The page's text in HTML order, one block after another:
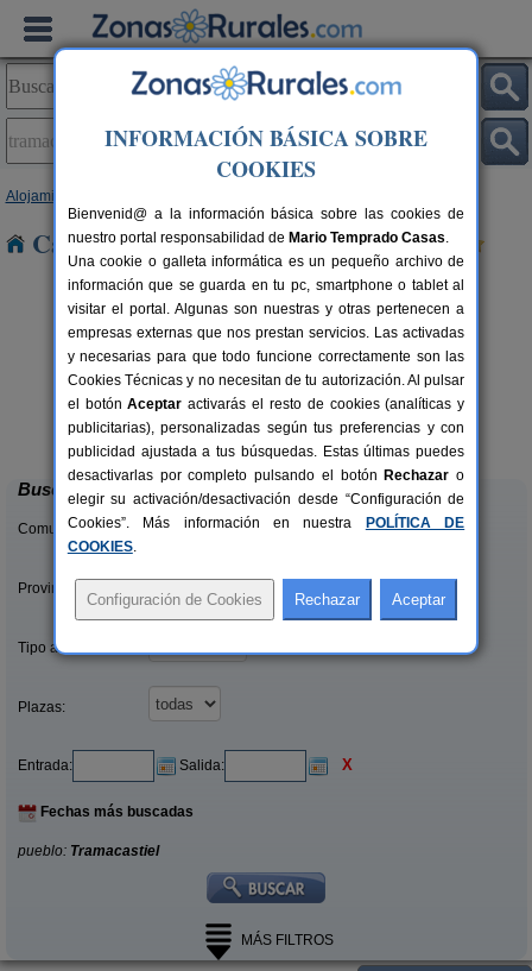
Alojamientos
Casas Rurales en Tramacastiel
4-11+2 pers.
desde30 €
Casas Rurales El Molinete
Mora de Rubielos (Teruel)
Buscar
Comunidades:
Provincias/Islas:
Tipo alquiler:
Plazas:
Entrada: Salida: X
Fechas más buscadas
pueblo: Tramacastiel
MÁS FILTROS
INFORMACIÓN BÁSICA SOBRE
COOKIES
Bienvenid@ a la información básica sobre las cookies de
nuestro portal responsabilidad de Mario Temprado Casas.
Una cookie o galleta informática es un pequeño archivo de
información que se guarda en tu pc, smartphone o tablet al
visitar el portal. Algunas son nuestras y otras pertenecen a
empresas externas que nos prestan servicios. Las activadas
y necesarias para que todo funcione correctamente son las
Cookies Técnicas y no necesitan de tu autorización. Al pulsar
el botónAceptar activarás el resto de cookies (analíticas y
publicitarias), personalizadas según tus preferencias y con
publicidad ajustada a tus búsquedas. Estas últimas puedes
desactivarlas por completo pulsando el botón Rechazar o
elegir su activación/desactivación desde “Configuración de
Cookies”. Más información en nuestra
POLÍTICA DE
COOKIES.